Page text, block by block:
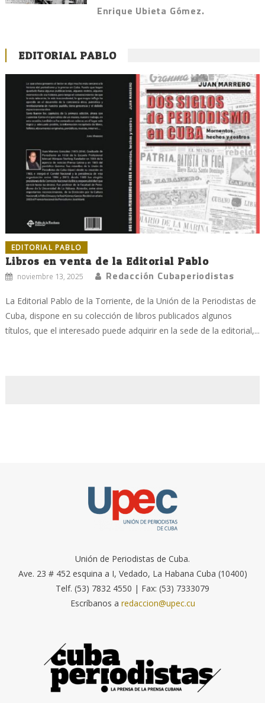
Enrique Ubieta Gómez.
EDITORIAL PABLO
EDITORIAL PABLO
Libros en venta de la Editorial Pablo
noviembre 13, 2025 Redacción Cubaperiodistas
La Editorial Pablo de la Torriente, de la Unión de la Periodistas de
Cuba, dispone en su colección de libros publicados algunos
títulos, que el interesado puede adquirir en la sede de la editorial,...
Unión de Periodistas de Cuba.
Ave. 23 # 452 esquina a I, Vedado, La Habana Cuba (10400)
Telf. (53) 7832 4550 | Fax: (53) 7333079
Escríbanos a redaccion@upec.cu